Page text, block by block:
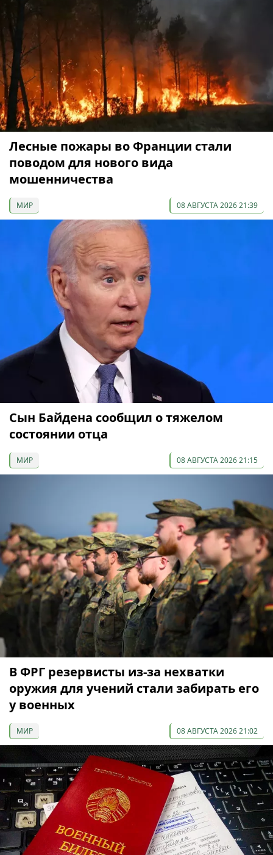
Лесные пожары во Франции стали
поводом для нового вида
мошенничества
МИР 08 АВГУСТА 2026 21:39
Сын Байдена сообщил о тяжелом
состоянии отца
МИР 08 АВГУСТА 2026 21:15
В ФРГ резервисты из-за нехватки
оружия для учений стали забирать его
у военных
МИР 08 АВГУСТА 2026 21:02